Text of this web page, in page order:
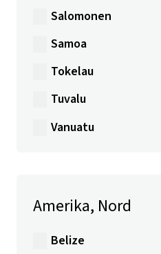
Salomonen
Samoa
Tokelau
Tuvalu
Vanuatu
Amerika, Nord
Belize